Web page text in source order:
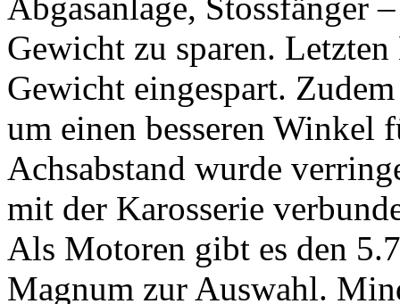
Gewicht zu sparen.
Gewicht eingespart.
um einen besseren Winkel
Achsabstand wurde
mit der Karosserie
Als Motoren gibt es den
Magnum zur Auswahl.